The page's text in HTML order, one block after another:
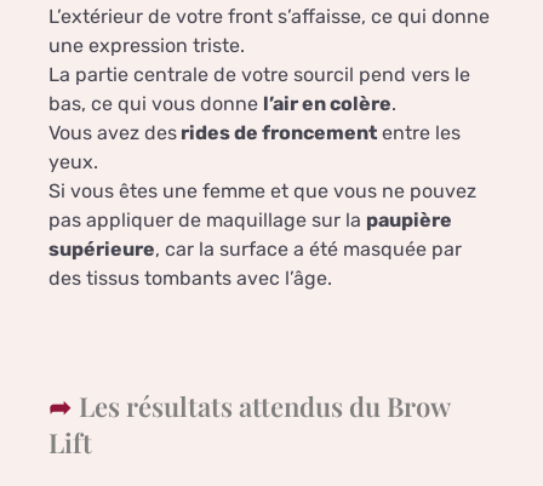
L’extérieur de votre front s’affaisse, ce qui donne
une expression triste.
La partie centrale de votre sourcil pend vers le
bas, ce qui vous donne l’air en colère.
Vous avez des rides de froncement entre les
yeux.
Si vous êtes une femme et que vous ne pouvez
pas appliquer de maquillage sur la paupière
supérieure, car la surface a été masquée par
des tissus tombants avec l’âge.
Les résultats attendus du Brow
Lift